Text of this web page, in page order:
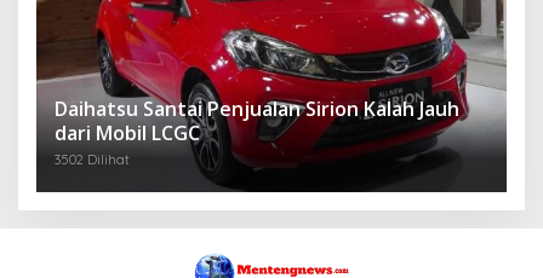
Daihatsu Santai Penjualan Sirion Kalah Jauh
dari Mobil LCGC
3502 Dilihat